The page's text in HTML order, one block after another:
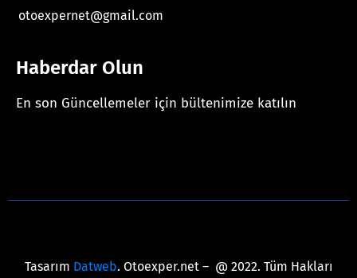
otoexpernet@gmail.com
Haberdar Olun
En son Güncellemeler için bültenimize katılın
Tasarım Datweb. Otoexper.net – @ 2022. Tüm Hakları